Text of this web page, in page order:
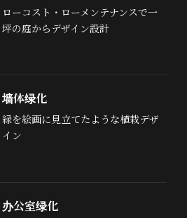
ローコスト・ローメンテナンスで一
坪の庭からデザイン設計
墙体绿化
緑を絵画に見立てたような植栽デザ
イン
办公室绿化